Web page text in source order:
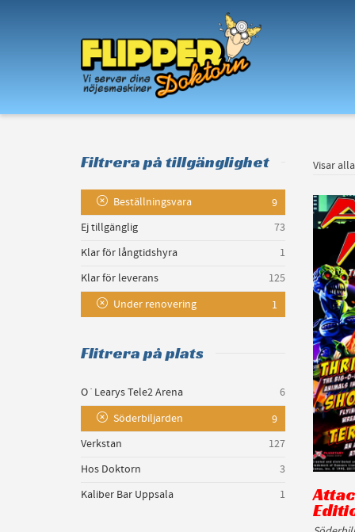
I'm looking forproductin a size
Visar
Filtrera på tillgänglighet
Beställningsvara
9
Ej tillgänglig
73
Klar för långtidshyra
1
Klar för leverans
125
Under renovering
1
Flitrera på plats
O´Learys Tele2 Arena
6
Söderbiljarden
9
Verkstan
127
Hos Doktorn
3
Kaliber Bar Uppsala
1